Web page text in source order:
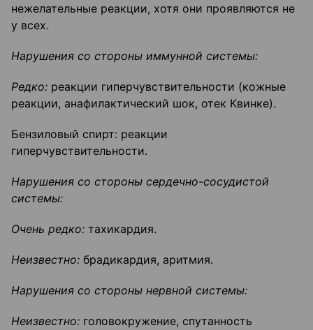
нежелательные реакции, хотя они проявляются не
у всех.
Нарушения со стороны иммунной системы:
Редко: реакции гиперчувствительности (кожные
реакции, анафилактический шок, отек Квинке).
Бензиловый спирт: реакции
гиперчувствительности.
Нарушения со стороны сердечно-сосудистой
системы:
Очень редко: тахикардия.
Неизвестно: брадикардия, аритмия.
Нарушения со стороны нервной системы:
Неизвестно: головокружение, спутанность